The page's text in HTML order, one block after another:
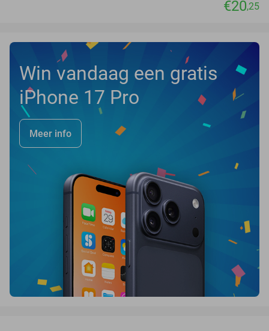
€20,25
Win vandaag een gratis
iPhone 17 Pro
Meer info